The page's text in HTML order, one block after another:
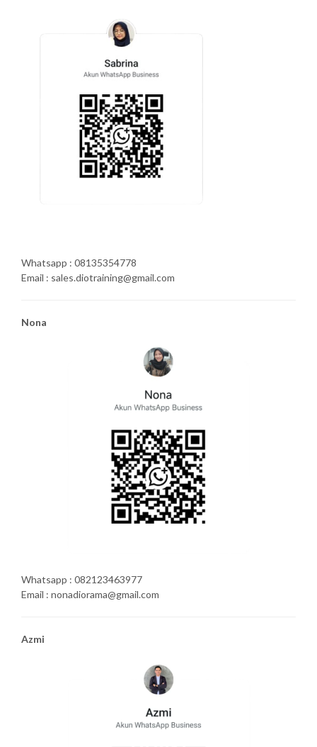
Whatsapp : 08135354778
Email : sales.diotraining@gmail.com
Nona
Whatsapp : 082123463977
Email : nonadiorama@gmail.com
Azmi